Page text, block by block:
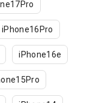
iPhone16Pro
iPhone16e